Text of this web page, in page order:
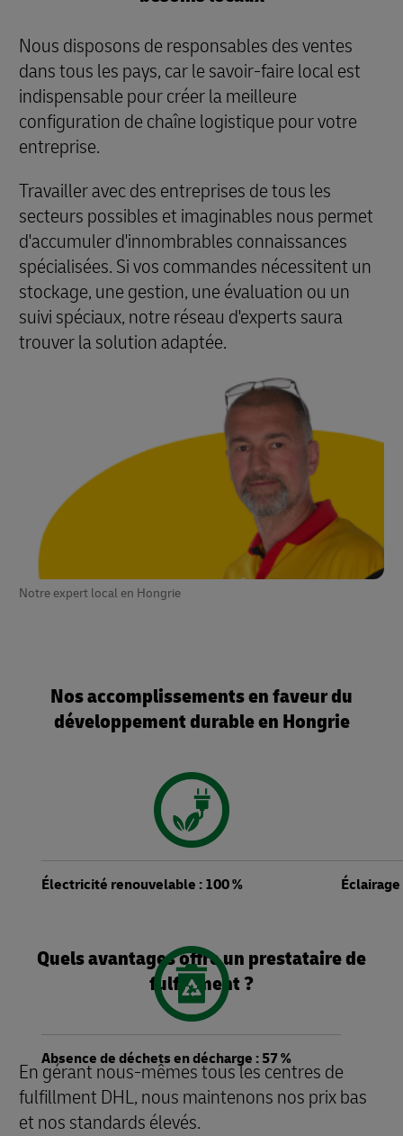
Notre expert local en Hongrie
Nous disposons de responsables des ventes
dans tous les pays, car le savoir-faire local est
indispensable pour créer la meilleure
configuration de chaîne logistique pour votre
entreprise.
Travailler avec des entreprises de tous les
secteurs possibles et imaginables nous permet
d'accumuler d'innombrables connaissances
spécialisées. Si vos commandes nécessitent un
stockage, une gestion, une évaluation ou un
suivi spéciaux, notre réseau d'experts saura
trouver la solution adaptée.
Nos accomplissements en faveur du
développement durable en Hongrie
Électricité renouvelable : 100 %
Absence de déchets en décharge : 57 %
Quels avantages offre un prestataire de
fulfillment ?
En gérant nous-mêmes tous les centres de
fulfillment DHL, nous maintenons nos prix bas
et nos standards élevés.